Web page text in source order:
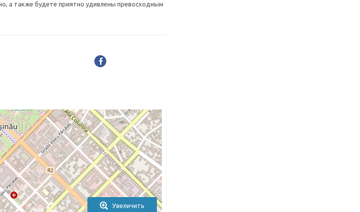
а также будете приятно удивлены превосходным
Увеличить